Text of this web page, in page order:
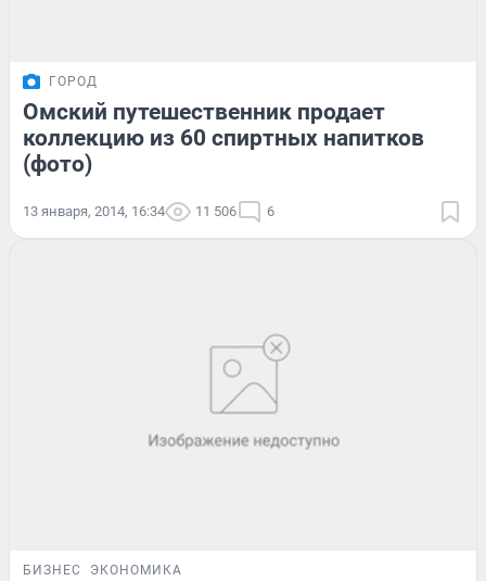
ГОРОД
Омский путешественник продает
коллекцию из 60 спиртных напитков
(фото)
13 января, 2014, 16:34 11 506 6
БИЗНЕС ЭКОНОМИКА